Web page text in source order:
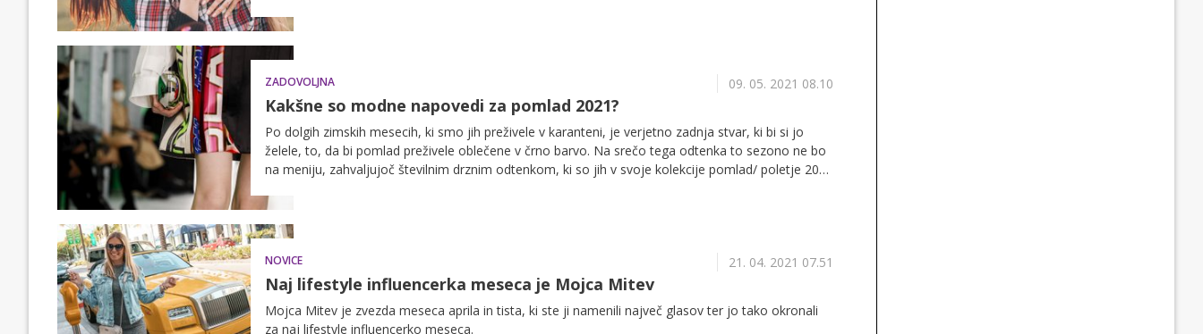
ZADOVOLJNA 09. 05. 2021 08.10
Kakšne so modne napovedi za pomlad 2021?
Po dolgih zimskih mesecih, ki smo jih preživele v karanteni, je verjetno zadnja stvar, ki bi si jo
želele, to, da bi pomlad preživele oblečene v črno barvo. Na srečo tega odtenka to sezono ne bo
na meniju, zahvaljujoč številnim drznim odtenkom, ki so jih v svoje kolekcije pomlad/ poletje 2021
markantne srebrne. Najbolj pričakovani barvni trendi tega leta temeljijo na upanju in optimizmu.
NOVICE 21. 04. 2021 07.51
Naj lifestyle influencerka meseca je Mojca Mitev
Mojca Mitev je zvezda meseca aprila in tista, ki ste ji namenili največ glasov ter jo tako okronali
za naj lifestyle influencerko meseca.